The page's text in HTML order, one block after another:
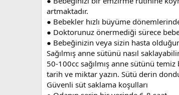
artmaktadır.
● Bebekler hızlı büyüme
● Doktorunuz önermediği sürece
● Bebeğinizin veya sizin hasta
Sağılmış anne sütünü nasıl
50-100cc sağılmış anne sütünü
tarih ve miktar yazın. Sütü derin
Güvenli süt saklama koşulları